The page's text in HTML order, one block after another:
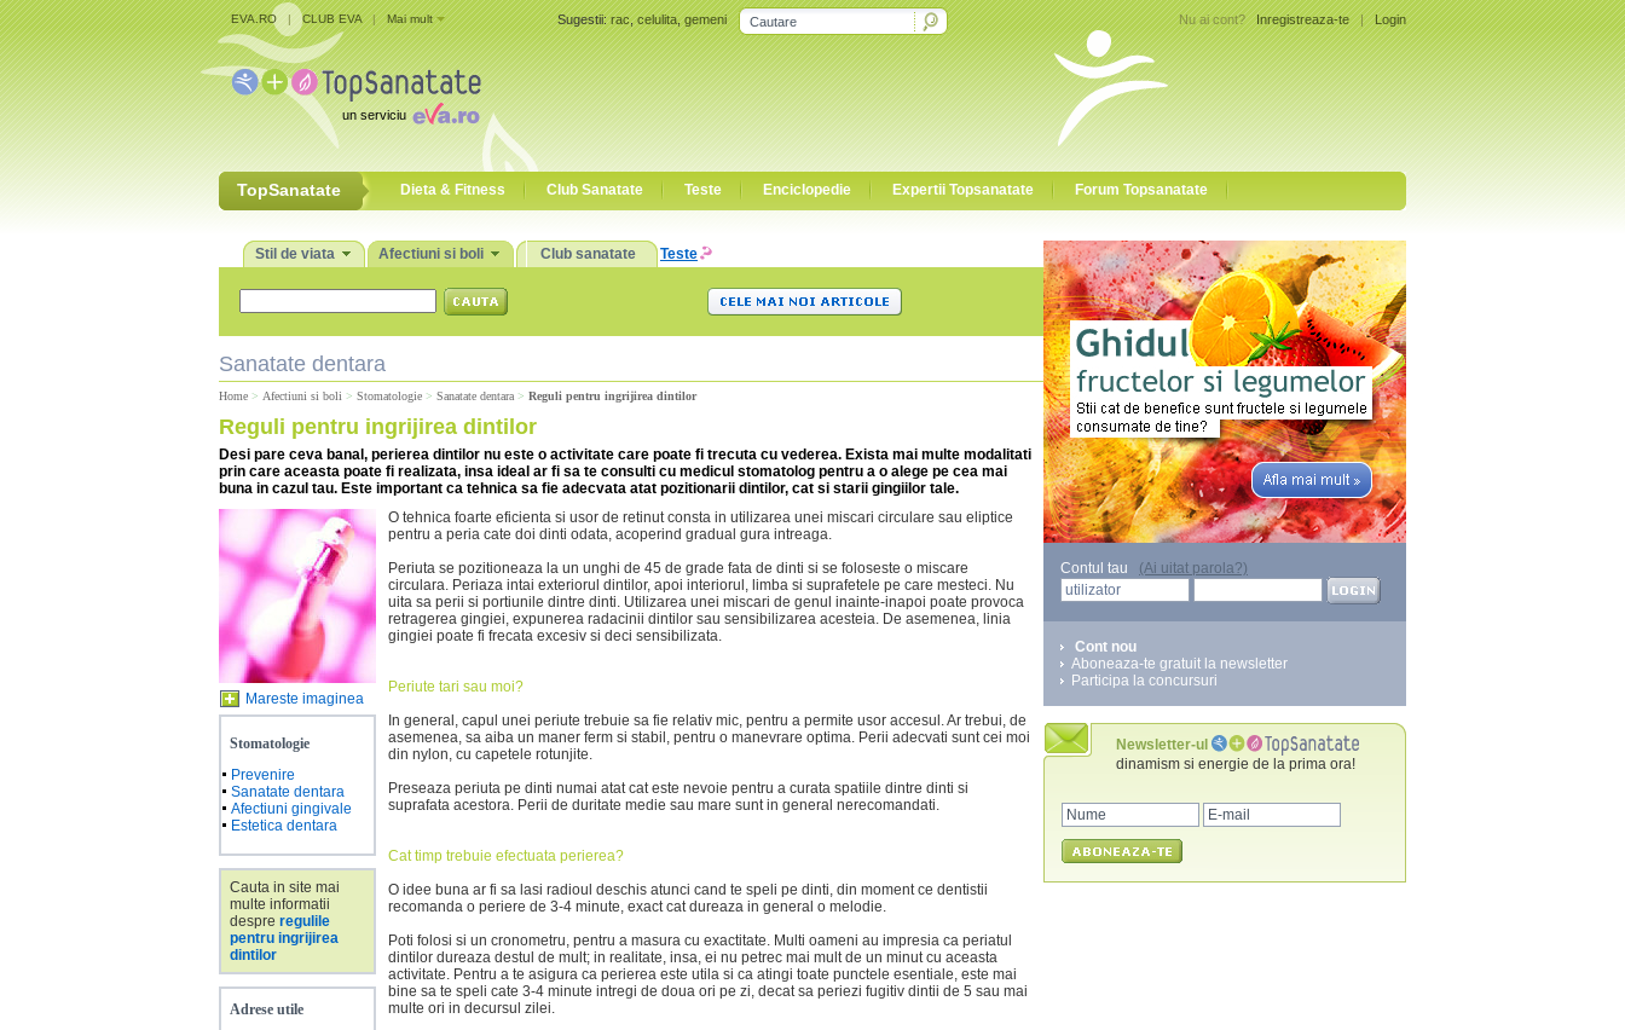
Sugestii: rac,celulita,gemeni
EVA.RO | CLUB EVA | Mai mult Nu ai cont? Inregistreaza-te | Login
un serviciu
TopSanatate Dieta & Fitness Club Sanatate Teste Enciclopedie Expertii Topsanatate Forum Topsanatate
Stil de viata Afectiuni si boli Club sanatate Teste
Sanatate dentara
Home > Afectiuni si boli > Stomatologie > Sanatate dentara > Reguli pentru ingrijirea dintilor
Reguli pentru ingrijirea dintilor
Desi pare ceva banal, perierea dintilor nu este o activitate care poate fi trecuta cu vederea. Exista mai multe modalitati
prin care aceasta poate fi realizata, insa ideal ar fi sa te consulti cu medicul stomatolog pentru a o alege pe cea mai
buna in cazul tau. Este important ca tehnica sa fie adecvata atat pozitionarii dintilor, cat si starii gingiilor tale.
Mareste imaginea
Stomatologie
Prevenire
Sanatate dentara
Afectiuni gingivale
Estetica dentara
Cauta in site mai
multe informatii
despre regulile
pentru ingrijirea
dintilor
Adrese utile
O tehnica foarte eficienta si usor de retinut consta in utilizarea unei miscari circulare sau eliptice
pentru a peria cate doi dinti odata, acoperind gradual gura intreaga.
Periuta se pozitioneaza la un unghi de 45 de grade fata de dinti si se foloseste o miscare
circulara. Periaza intai exteriorul dintilor, apoi interiorul, limba si suprafetele pe care mesteci. Nu
uita sa perii si portiunile dintre dinti. Utilizarea unei miscari de genul inainte-inapoi poate provoca
retragerea gingiei, expunerea radacinii dintilor sau sensibilizarea acesteia. De asemenea, linia
gingiei poate fi frecata excesiv si deci sensibilizata.
Periute tari sau moi?
In general, capul unei periute trebuie sa fie relativ mic, pentru a permite usor accesul. Ar trebui, de
asemenea, sa aiba un maner ferm si stabil, pentru o manevrare optima. Perii adecvati sunt cei moi
din nylon, cu capetele rotunjite.
Preseaza periuta pe dinti numai atat cat este nevoie pentru a curata spatiile dintre dinti si
suprafata acestora. Perii de duritate medie sau mare sunt in general nerecomandati.
Cat timp trebuie efectuata perierea?
O idee buna ar fi sa lasi radioul deschis atunci cand te speli pe dinti, din moment ce dentistii
recomanda o periere de 3-4 minute, exact cat dureaza in general o melodie.
Poti folosi si un cronometru, pentru a masura cu exactitate. Multi oameni au impresia ca periatul
dintilor dureaza destul de mult; in realitate, insa, ei nu petrec mai mult de un minut cu aceasta
activitate. Pentru a te asigura ca perierea este utila si ca atingi toate punctele esentiale, este mai
bine sa te speli cate 3-4 minute intregi de doua ori pe zi, decat sa periezi fugitiv dintii de 5 sau mai
multe ori in decursul zilei.
Contul tau (Ai uitat parola?)
Cont nou
Aboneaza-te gratuit la newsletter
Participa la concursuri
Newsletter-ul
dinamism si energie de la prima ora!